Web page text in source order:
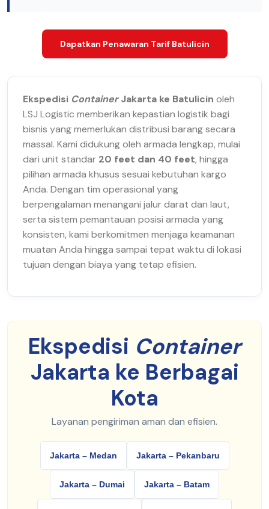
Dapatkan Penawaran Tarif Batulicin
Ekspedisi ContainerJakarta ke Batulicin oleh
LSJ Logistic memberikan kepastian logistik bagi
bisnis yang memerlukan distribusi barang secara
massal. Kami didukung oleh armada lengkap, mulai
dari unit standar 20 feet dan 40 feet, hingga
pilihan armada khusus sesuai kebutuhan kargo
Anda. Dengan tim operasional yang
berpengalaman menangani jalur darat dan laut,
serta sistem pemantauan posisi armada yang
konsisten, kami berkomitmen menjaga keamanan
muatan Anda hingga sampai tepat waktu di lokasi
tujuan dengan biaya yang tetap efisien.
Ekspedisi Container
Jakarta ke Berbagai
Kota
Layanan pengiriman aman dan efisien.
Jakarta – Medan Jakarta – Pekanbaru
Jakarta – Dumai Jakarta – Batam